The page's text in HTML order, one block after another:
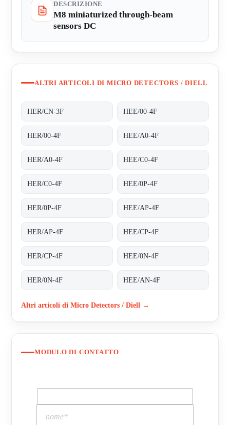
DESCRIZIONE
M8 miniaturized through-beam
sensors DC
ALTRI ARTICOLI DI MICRO DETECTORS / DIELL
HER/CN-3F HEE/00-4F
HER/00-4F HEE/A0-4F
HER/A0-4F HEE/C0-4F
HER/C0-4F HEE/0P-4F
HER/0P-4F HEE/AP-4F
HER/AP-4F HEE/CP-4F
HER/CP-4F HEE/0N-4F
HER/0N-4F HEE/AN-4F
Altri articoli di Micro Detectors / Diell →
MODULO DI CONTATTO